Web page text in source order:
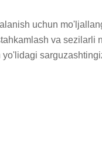
uchun
va